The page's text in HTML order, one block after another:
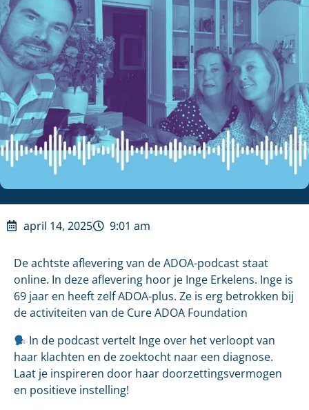
april 14, 2025 9:01 am
De achtste aflevering van de ADOA-podcast staat
online. In deze aflevering hoor je Inge Erkelens. Inge is
69 jaar en heeft zelf ADOA-plus. Ze is erg betrokken bij
de activiteiten van de Cure ADOA Foundation
In de podcast vertelt Inge over het verloopt van
haar klachten en de zoektocht naar een diagnose.
Laat je inspireren door haar doorzettingsvermogen
en positieve instelling!